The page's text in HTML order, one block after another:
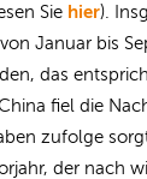
Sie hier).
Januar bis
das
fiel die
zufolge
der nach